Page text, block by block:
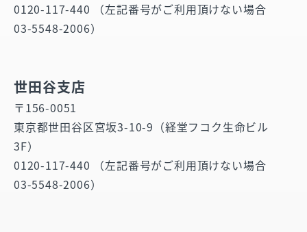
0120-117-440 （左記番号がご利用頂けない場合
03-5548-2006）
世田谷支店
〒156-0051
東京都世田谷区宮坂3-10-9（経堂フコク生命ビル
3F）
0120-117-440 （左記番号がご利用頂けない場合
03-5548-2006）